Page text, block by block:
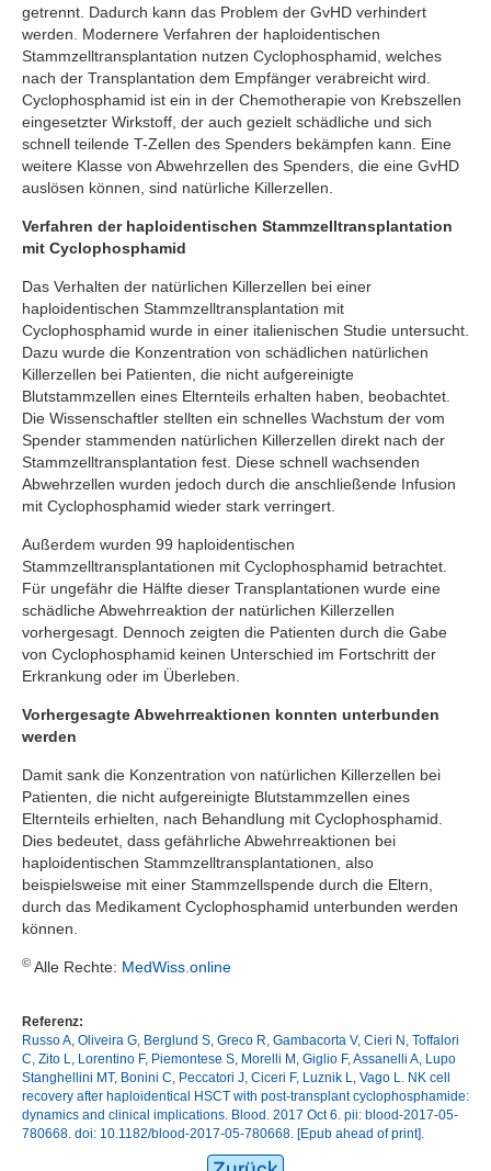
getrennt. Dadurch kann das Problem der GvHD verhindert
werden. Modernere Verfahren der haploidentischen
Stammzelltransplantation nutzen Cyclophosphamid, welches
nach der Transplantation dem Empfänger verabreicht wird.
Cyclophosphamid ist ein in der Chemotherapie von Krebszellen
eingesetzter Wirkstoff, der auch gezielt schädliche und sich
schnell teilende T-Zellen des Spenders bekämpfen kann. Eine
weitere Klasse von Abwehrzellen des Spenders, die eine GvHD
auslösen können, sind natürliche Killerzellen.
Verfahren der haploidentischen Stammzelltransplantation
mit Cyclophosphamid
Das Verhalten der natürlichen Killerzellen bei einer
haploidentischen Stammzelltransplantation mit
Cyclophosphamid wurde in einer italienischen Studie untersucht.
Dazu wurde die Konzentration von schädlichen natürlichen
Killerzellen bei Patienten, die nicht aufgereinigte
Blutstammzellen eines Elternteils erhalten haben, beobachtet.
Die Wissenschaftler stellten ein schnelles Wachstum der vom
Spender stammenden natürlichen Killerzellen direkt nach der
Stammzelltransplantation fest. Diese schnell wachsenden
Abwehrzellen wurden jedoch durch die anschließende Infusion
mit Cyclophosphamid wieder stark verringert.
Außerdem wurden 99 haploidentischen
Stammzelltransplantationen mit Cyclophosphamid betrachtet.
Für ungefähr die Hälfte dieser Transplantationen wurde eine
schädliche Abwehrreaktion der natürlichen Killerzellen
vorhergesagt. Dennoch zeigten die Patienten durch die Gabe
von Cyclophosphamid keinen Unterschied im Fortschritt der
Erkrankung oder im Überleben.
Vorhergesagte Abwehrreaktionen konnten unterbunden
werden
Damit sank die Konzentration von natürlichen Killerzellen bei
Patienten, die nicht aufgereinigte Blutstammzellen eines
Elternteils erhielten, nach Behandlung mit Cyclophosphamid.
Dies bedeutet, dass gefährliche Abwehrreaktionen bei
haploidentischen Stammzelltransplantationen, also
beispielsweise mit einer Stammzellspende durch die Eltern,
durch das Medikament Cyclophosphamid unterbunden werden
können.
© Alle Rechte: MedWiss.online
Referenz:
Russo A, Oliveira G, Berglund S, Greco R, Gambacorta V, Cieri N, Toffalori
C, Zito L, Lorentino F, Piemontese S, Morelli M, Giglio F, Assanelli A, Lupo
Stanghellini MT, Bonini C, Peccatori J, Ciceri F, Luznik L, Vago L. NK cell
recovery after haploidentical HSCT with post-transplant cyclophosphamide:
dynamics and clinical implications. Blood. 2017 Oct 6. pii: blood-2017-05-
780668. doi: 10.1182/blood-2017-05-780668. [Epub ahead of print].